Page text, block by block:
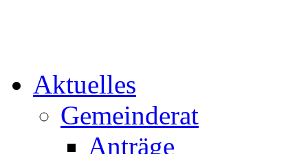
Aktuelles
Gemeinderat
Anträge